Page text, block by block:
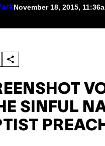
November 18, 2015,
SINFUL